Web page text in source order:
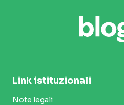
Link istituzionali
Note legali